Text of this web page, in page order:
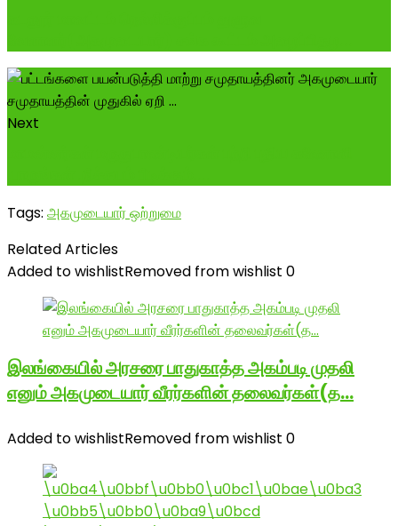
Next
Tags: அகமுடையார் ஒற்றுமை
Related Articles
Added to wishlistRemoved from wishlist 0
இலங்கையில் அரசரை பாதுகாத்த அகம்படி முதலி
எனும் அகமுடையார் வீரர்களின் தலைவர்கள்(த…
Added to wishlistRemoved from wishlist 0